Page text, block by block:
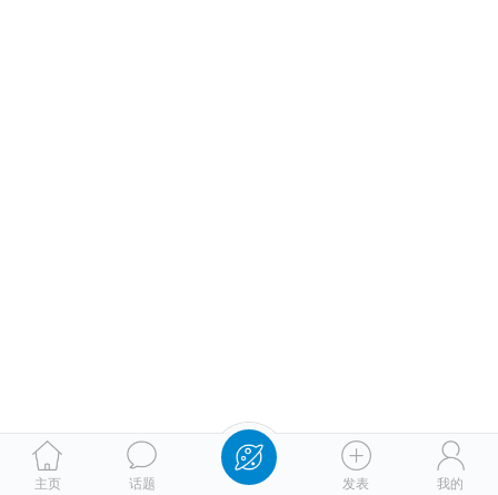
主页 话题 发表 我的